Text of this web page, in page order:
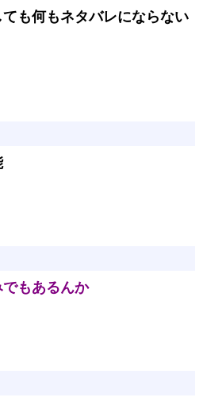
も何もネタバレにならない
もあるんか